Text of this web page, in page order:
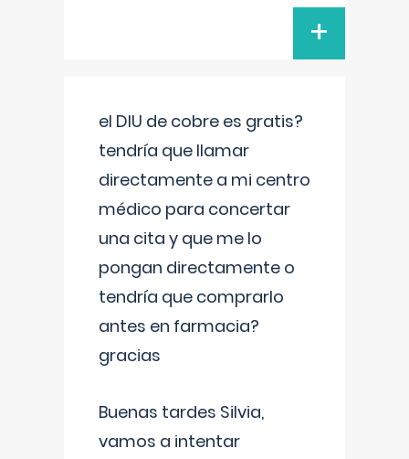
+
el DIU de cobre es gratis?
tendría que llamar
directamente a mi centro
médico para concertar
una cita y que me lo
pongan directamente o
tendría que comprarlo
antes en farmacia?
gracias
Buenas tardes Silvia,
vamos a intentar